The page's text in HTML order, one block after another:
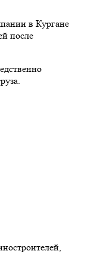
в Кургане
после